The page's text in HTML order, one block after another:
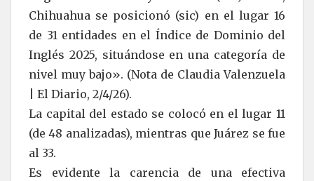
Chihuahua se posicionó (sic) en el lugar 16
de 31 entidades en el Índice de Dominio del
Inglés 2025, situándose en una categoría de
nivel muy bajo». (Nota de Claudia Valenzuela
| El Diario, 2/4/26).
La capital del estado se colocó en el lugar 11
(de 48 analizadas), mientras que Juárez se fue
al 33.
Es evidente la carencia de una efectiva